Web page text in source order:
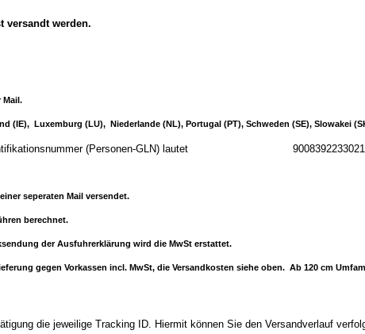
versandt werden.
Mail.
(IE), Luxemburg (LU), Niederlande (NL), Portugal (PT), Schweden (SE), Slowakei
Identifikationsnummer (Personen-GLN) lautet 9008392233021
seperaten Mail versendet.
berechnet.
der Ausfuhrerklärung wird die MwSt erstattet.
gegen Vorkassen incl. MwSt, die Versandkosten siehe oben. Ab 120 cm
die jeweilige Tracking ID. Hiermit können Sie den Versandverlauf